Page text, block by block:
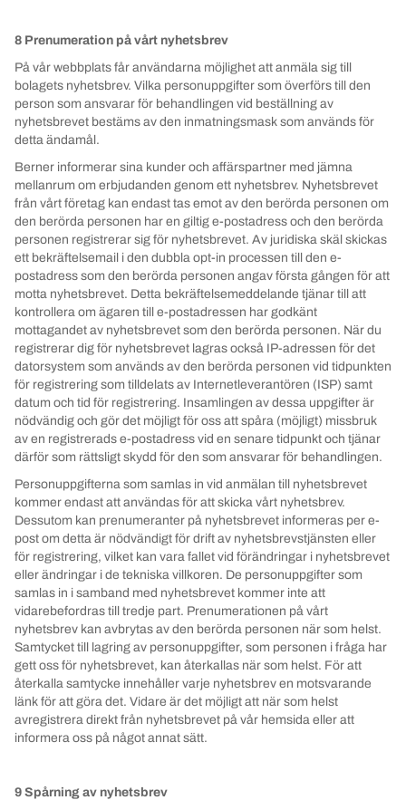
8 Prenumeration på vårt nyhetsbrev
På vår webbplats får användarna möjlighet att anmäla sig till
bolagets nyhetsbrev. Vilka personuppgifter som överförs till den
person som ansvarar för behandlingen vid beställning av
nyhetsbrevet bestäms av den inmatningsmask som används för
detta ändamål.
Berner informerar sina kunder och affärspartner med jämna
mellanrum om erbjudanden genom ett nyhetsbrev. Nyhetsbrevet
från vårt företag kan endast tas emot av den berörda personen om
den berörda personen har en giltig e-postadress och den berörda
personen registrerar sig för nyhetsbrevet. Av juridiska skäl skickas
ett bekräftelsemail i den dubbla opt-in processen till den e-
postadress som den berörda personen angav första gången för att
motta nyhetsbrevet. Detta bekräftelsemeddelande tjänar till att
kontrollera om ägaren till e-postadressen har godkänt
mottagandet av nyhetsbrevet som den berörda personen. När du
registrerar dig för nyhetsbrevet lagras också IP-adressen för det
datorsystem som används av den berörda personen vid tidpunkten
för registrering som tilldelats av Internetleverantören (ISP) samt
datum och tid för registrering. Insamlingen av dessa uppgifter är
nödvändig och gör det möjligt för oss att spåra (möjligt) missbruk
av en registrerads e-postadress vid en senare tidpunkt och tjänar
därför som rättsligt skydd för den som ansvarar för behandlingen.
Personuppgifterna som samlas in vid anmälan till nyhetsbrevet
kommer endast att användas för att skicka vårt nyhetsbrev.
Dessutom kan prenumeranter på nyhetsbrevet informeras per e-
post om detta är nödvändigt för drift av nyhetsbrevstjänsten eller
för registrering, vilket kan vara fallet vid förändringar i nyhetsbrevet
eller ändringar i de tekniska villkoren. De personuppgifter som
samlas in i samband med nyhetsbrevet kommer inte att
vidarebefordras till tredje part. Prenumerationen på vårt
nyhetsbrev kan avbrytas av den berörda personen när som helst.
Samtycket till lagring av personuppgifter, som personen i fråga har
gett oss för nyhetsbrevet, kan återkallas när som helst. För att
återkalla samtycke innehåller varje nyhetsbrev en motsvarande
länk för att göra det. Vidare är det möjligt att när som helst
avregistrera direkt från nyhetsbrevet på vår hemsida eller att
informera oss på något annat sätt.
9 Spårning av nyhetsbrev